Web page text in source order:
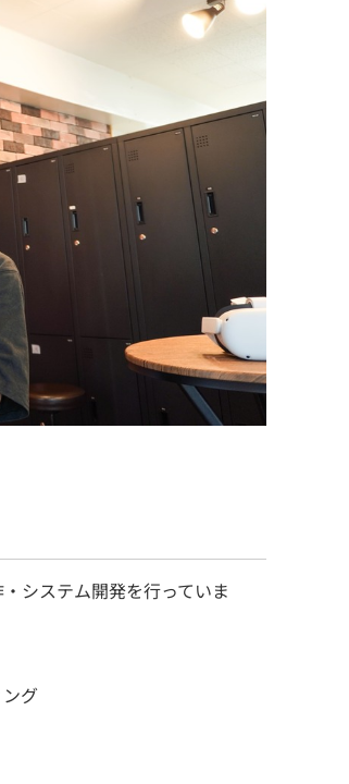
システム開発を行っていま
グ